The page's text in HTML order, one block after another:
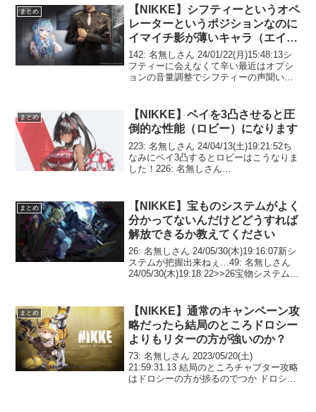
ースト1運用って認識っぽい...
まとめ
【NIKKE】シフティーというオペ
レーターというポジションなのに
イマイチ影が薄いキャラ（エイプ
リルフールを除く）
142: 名無しさん 24/01/22(月)15:48:13シ
フティーに会えなくて辛い最近はオプシ
ョンの音量調整でシフティーの声聞いて
ください！ 154:...
まとめ
【NIKKE】ベイを3凸させると圧
倒的な性能（ロビー）になります
223: 名無しさん 24/04/13(土)19:21:52ち
なみにベイ3凸するとロビーはこうなりま
した！226: 名無しさん
無しさん ...
まとめ
【NIKKE】宝ものシステムがよく
分かってないんだけどどうすれば
解放できるか教えてください
26: 名無しさん 24/05/30(木)19:16:07新シ
ステムが把握出来ねぇ…49: 名無しさん
24/05/30(木)19:18:22>>26宝物システムま
まとめ
【NIKKE】通常のキャンペーン攻
略だったら結局のところドロシー
よりもリターの方が強いのか？
73: 名無しさん 2023/05/20(土)
21:59:31.13 結局のところチャプター攻略
はドロシーの方が捗るのでつか ドロシー